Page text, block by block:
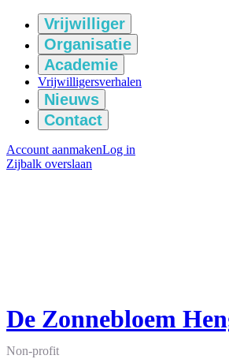
Vrijwilliger
Organisatie
Academie
Vrijwilligersverhalen
Nieuws
Contact
Account aanmakenLog in
Zijbalk overslaan
De Zonnebloem
Non-profit